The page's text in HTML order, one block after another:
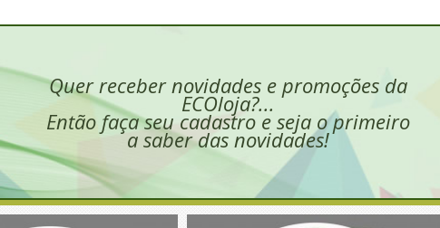
Quer receber novidades e promoções da
ECOloja?...
Então faça seu cadastro e seja o primeiro
a saber das novidades!